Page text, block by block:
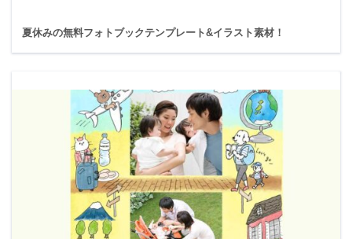
夏休みの無料フォトブックテンプレート&イラスト素材！